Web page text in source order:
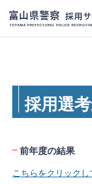
富山県警察 採用サイ
TOYAMA
PREFECTURAL
採用選
前年度の結果
こちらをクリックし